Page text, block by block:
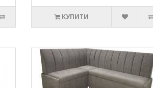
КУПИТИ